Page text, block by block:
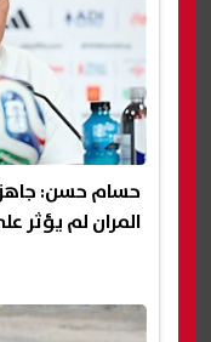
حسام حسن:
المران لم يؤثر